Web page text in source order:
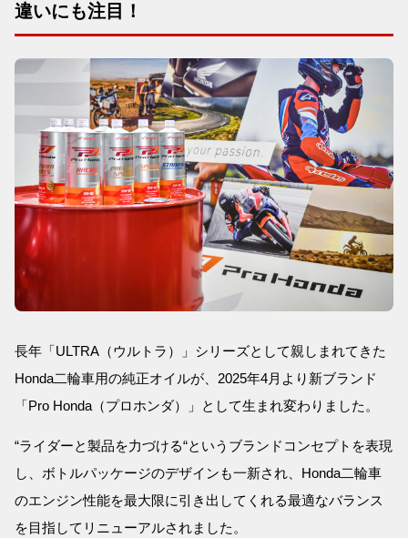
違いにも注目！
長年「ULTRA（ウルトラ）」シリーズとして親しまれてきた
Honda二輪車用の純正オイルが、2025年4月より新ブランド
「Pro Honda（プロホンダ）」として生まれ変わりました。
“ライダーと製品を力づける“というブランドコンセプトを表現
し、ボトルパッケージのデザインも一新され、Honda二輪車
のエンジン性能を最大限に引き出してくれる最適なバランス
を目指してリニューアルされました。